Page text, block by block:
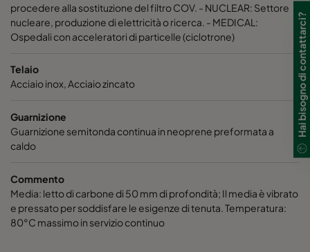
ActiCarb Basic Basic gas
ActiCarb Basic
ActiCarb Acid Acid gas
ActiCarb ABEK
ActiCarb ABEK War gas 305
procedere alla sostituzione del filtro COV. - NUCLEAR: Settore
nucleare, produzione di elettricità o ricerca. - MEDICAL:
Ospedali con acceleratori di particelle (ciclotrone)
Telaio
Acciaio inox, Acciaio zincato
Guarnizione
Guarnizione semitonda continua in neoprene preformata a
caldo
Commento
Media: letto di carbone di 50 mm di profondità; Il media è vibrato
e pressato per soddisfare le esigenze di tenuta. Temperatura:
80°C massimo in servizio continuo
Hai bisogno di contattarci?